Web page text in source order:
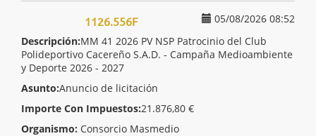
05/08/2026 08:52
1126.556F
Descripción:MM 41 2026 PV NSP Patrocinio del Club
Polideportivo Cacereño S.A.D. - Campaña Medioambiente
y Deporte 2026 - 2027
Asunto:Anuncio de licitación
Importe Con Impuestos:21.876,80 €
Organismo: Consorcio Masmedio